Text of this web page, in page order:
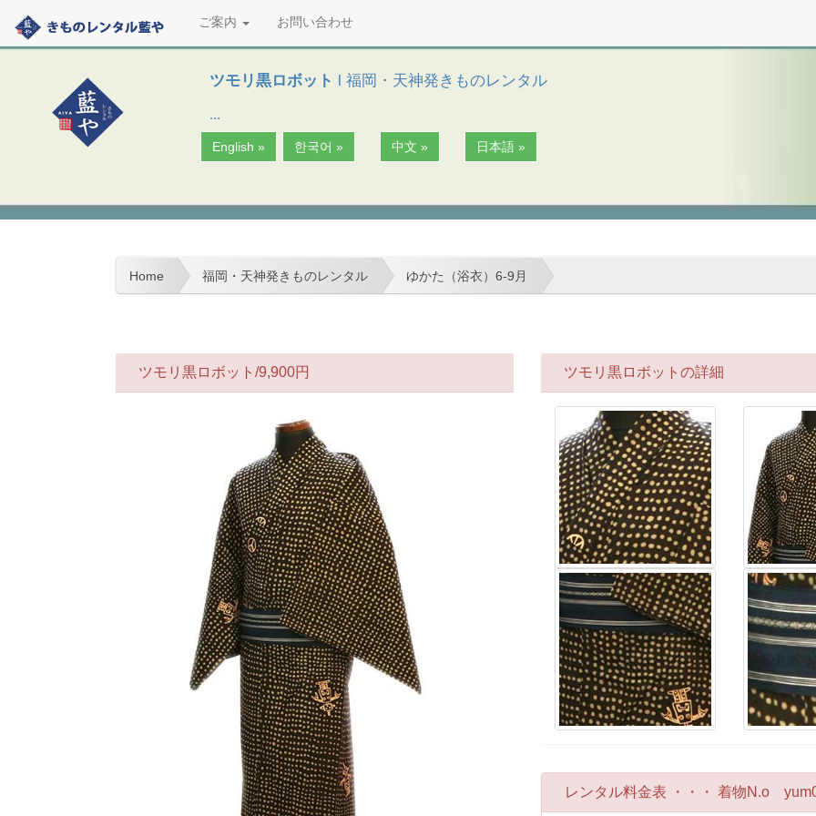
ご案内 お問い合わせ
ツモリ黒ロボット l 福岡・天神発きものレンタル
...
English » 한국어 » 中文 » 日本語 »
Home 福岡・天神発きものレンタル ゆかた（浴衣）6-9月
ツモリ黒ロボット/9,900円 ツモリ黒ロボットの詳細
レンタル料金表 ・・・ 着物N.o